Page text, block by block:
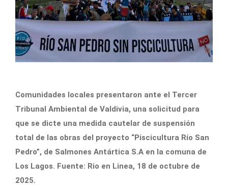
Comunidades locales presentaron ante el Tercer
Tribunal Ambiental de Valdivia, una solicitud para
que se dicte una medida cautelar de suspensión
total de las obras del proyecto “Piscicultura Río San
Pedro”, de Salmones Antártica S.A en la comuna de
Los Lagos. Fuente: Rio en Linea, 18 de octubre de
2025.